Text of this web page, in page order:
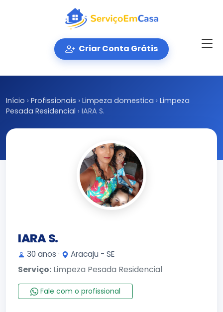
Criar Conta Grátis
Início › Profissionais › Limpeza domestica › Limpeza
Pesada Residencial › IARA S.
IARA S.
30 anos · Aracaju - SE
Serviço: Limpeza Pesada Residencial
Fale com o profissional